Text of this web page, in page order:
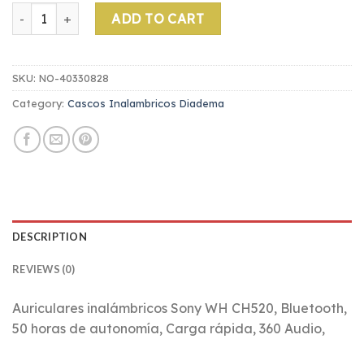
cascos inalambricos diadema quantity
ADD TO CART
SKU: NO-40330828
Category: Cascos Inalambricos Diadema
DESCRIPTION
REVIEWS (0)
Auriculares inalámbricos Sony WH CH520, Bluetooth,
50 horas de autonomía, Carga rápida, 360 Audio,